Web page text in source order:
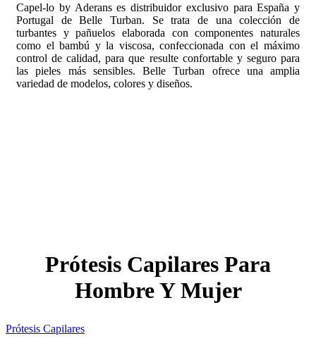
Capel-lo by Aderans es distribuidor exclusivo para España y
Portugal de Belle Turban. Se trata de una colección de
turbantes y pañuelos elaborada con componentes naturales
como el bambú y la viscosa, confeccionada con el máximo
control de calidad, para que resulte confortable y seguro para
las pieles más sensibles. Belle Turban ofrece una amplia
variedad de modelos, colores y diseños.
Prótesis Capilares Para
Hombre Y Mujer
Prótesis Capilares